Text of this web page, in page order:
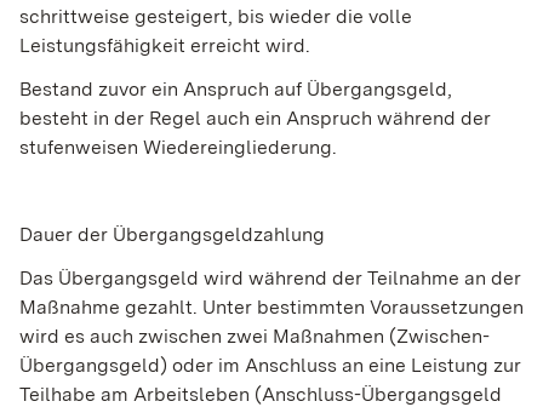
schrittweise gesteigert, bis wieder die volle
Leistungsfähigkeit erreicht wird.
Bestand zuvor ein Anspruch auf Übergangsgeld,
besteht in der Regel auch ein Anspruch während der
stufenweisen Wiedereingliederung.
Dauer der Übergangsgeldzahlung
Das Übergangsgeld wird während der Teilnahme an der
Maßnahme gezahlt. Unter bestimmten Voraussetzungen
wird es auch zwischen zwei Maßnahmen (Zwischen-
Übergangsgeld) oder im Anschluss an eine Leistung zur
Teilhabe am Arbeitsleben (Anschluss-Übergangsgeld